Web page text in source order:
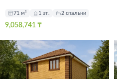
71 м² 1 эт. 2 спальни
9,058,741 ₸